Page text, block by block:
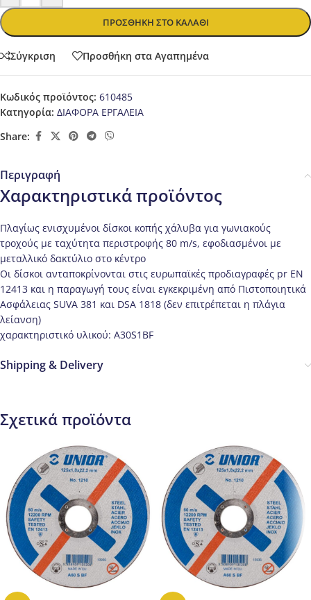
ΠΡΟΣΘΉΚΗ ΣΤΟ ΚΑΛΆΘΙ
Σύγκριση Προσθήκη στα Αγαπημένα
Κωδικός προϊόντος: 610485
Κατηγορία: ΔΙΑΦΟΡΑ ΕΡΓΑΛΕΙΑ
Share:
Περιγραφή
Χαρακτηριστικά προϊόντος
Πλαγίως ενισχυμένοι δίσκοι κοπής χάλυβα για γωνιακούς
τροχούς με ταχύτητα περιστροφής 80 m/s, εφοδιασμένοι με
μεταλλικό δακτύλιο στο κέντρο
Οι δίσκοι ανταποκρίνονται στις ευρωπαϊκές προδιαγραφές pr EN
12413 και η παραγωγή τους είναι εγκεκριμένη από Πιστοποιητικά
Ασφάλειας SUVA 381 και DSA 1818 (δεν επιτρέπεται η πλάγια
λείανση)
χαρακτηριστικό υλικού: A30S1BF
Shipping & Delivery
Σχετικά προϊόντα